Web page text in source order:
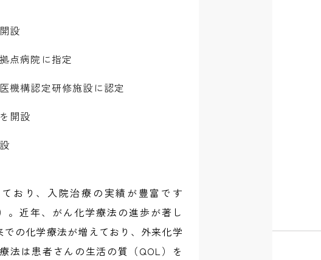
設
点病院に指定
機構認定研修施設に認定
開設
おり、入院治療の実績が豊富です
。近年、がん化学療法の進歩が著し
の化学療法が増えており、外来化学
法は患者さんの生活の質（QOL）を